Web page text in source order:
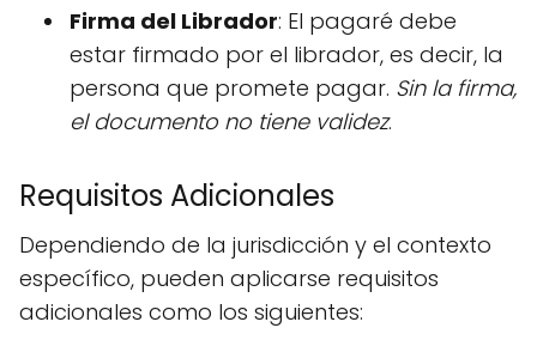
Firma del Librador: El pagaré debe
estar firmado por el librador, es decir, la
persona que promete pagar. Sin la firma,
el documento no tiene validez.
Requisitos Adicionales
Dependiendo de la jurisdicción y el contexto
específico, pueden aplicarse requisitos
adicionales como los siguientes: